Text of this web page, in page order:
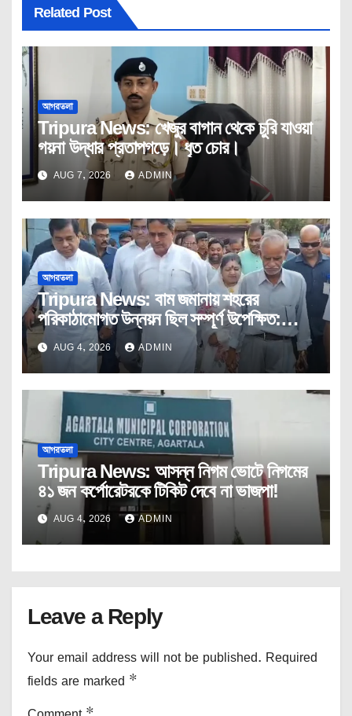
Related Post
আগরতলা
Tripura News: খেজুর বাগান থেকে চুরি যাওয়া
গয়না উদ্ধার প্রতাপগড়ে। ধৃত চোর।
AUG 7, 2026 ADMIN
আগরতলা
Tripura News: বাম জমানায় শহরের
পরিকাঠামোগত উন্নয়ন ছিল সম্পূর্ণ উপেক্ষিত:
মুখ্যমন্ত্রী
AUG 4, 2026 ADMIN
আগরতলা
Tripura News: আসন্ন নিগম ভোটে নিগমের
৪১ জন কর্পোরেটরকে টিকিট দেবে না ভাজপা!
AUG 4, 2026 ADMIN
Leave a Reply
Your email address will not be published. Required
fields are marked *